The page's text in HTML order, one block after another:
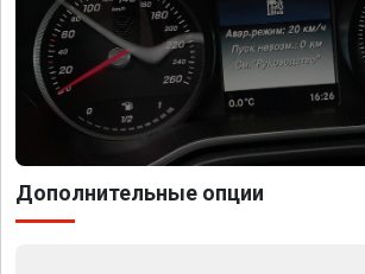
Дополнительные опции